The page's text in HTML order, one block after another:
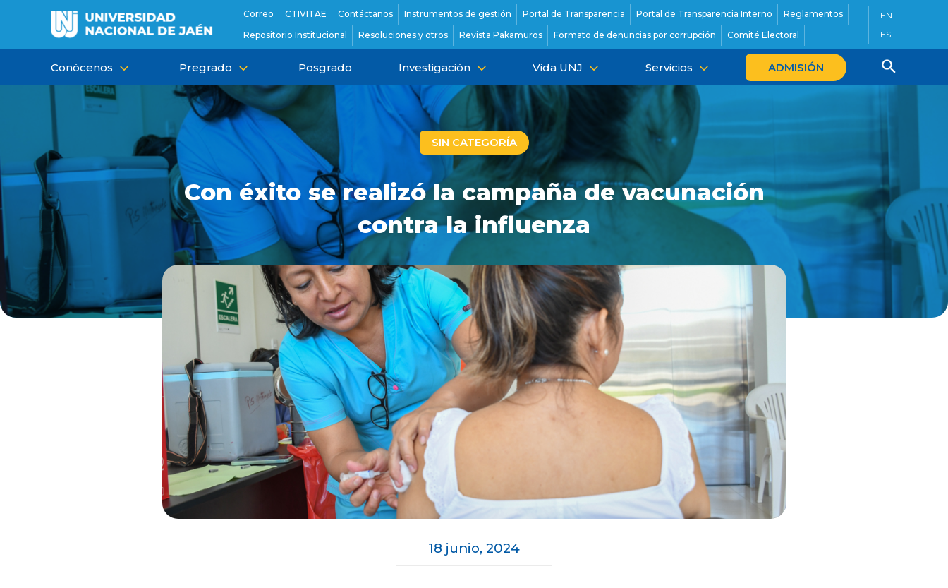
contenido
Correo CTIVITAE Contáctanos Instrumentos de gestión Portal de Transparencia Portal de Transparencia Interno
Reglamentos
Repositorio Institucional
Resoluciones y otros Revista Pakamuros Formato de denuncias por corrupción Comité Electoral
EN
ES
Conócenos Pregrado Posgrado Investigación Vida UNJ Servicios ADMISIÓN
SIN CATEGORÍA
Con éxito se realizó la campaña de vacunación
contra la influenza
18 junio, 2024